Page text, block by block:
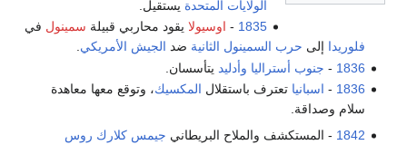
الولايات المتحدة يستقيل.
1835
- اوسيولايقود محاربي قبيلة سمينول في
فلوريدا إلى حرب السمينول الثانية ضد الجيش الأمريكي.
1836
- جنوب أستراليا وأدليد يتأسسان.
1836
- اسبانيا تعترف باستقلال المكسيك، وتوقع معها معاهدة
سلام وصداقة.
1842 - المستكشف والملاح البريطاني جيمس كلارك روس